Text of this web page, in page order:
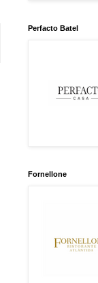
Perfacto Batel
Fornellone